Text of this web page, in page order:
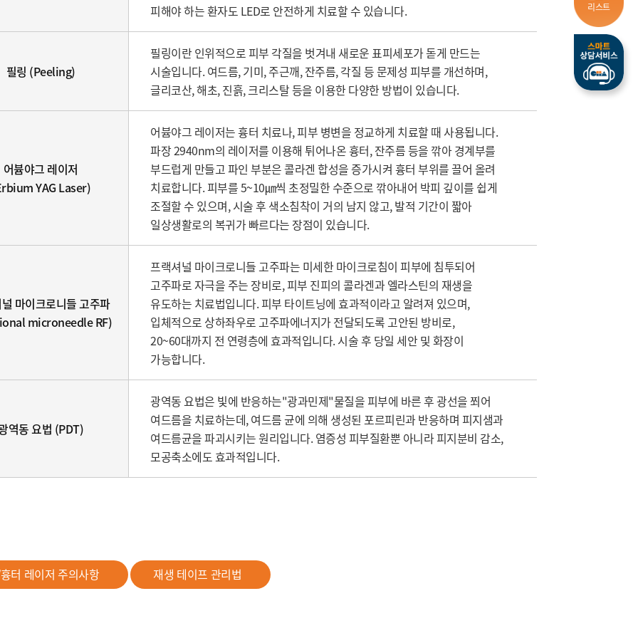
리스트
피해야 하는 환자도 LED로 안전하게 치료할 수 있습니다.
필링 (Peeling)
필링이란 인위적으로 피부 각질을 벗겨내 새로운 표피세포가 돋게 만드는
시술입니다. 여드름, 기미, 주근깨, 잔주름, 각질 등 문제성 피부를 개선하며,
글리코산, 해초, 진흙, 크리스탈 등을 이용한 다양한 방법이 있습니다.
어븀야그 레이저
YAG Laser)
어븀야그 레이저는 흉터 치료나, 피부 병변을 정교하게 치료할 때 사용됩니다.
파장 2940nm의 레이저를 이용해 튀어나온 흉터, 잔주름 등을 깎아 경계부를
부드럽게 만들고 파인 부분은 콜라겐 합성을 증가시켜 흉터 부위를 끌어 올려
치료합니다. 피부를 5~10㎛씩 초정밀한 수준으로 깎아내어 박피 깊이를 쉽게
조절할 수 있으며, 시술 후 색소침착이 거의 남지 않고, 발적 기간이 짧아
일상생활로의 복귀가 빠르다는 장점이 있습니다.
마이크로니들 고주파
microneedle RF)
프랙셔널 마이크로니들 고주파는 미세한 마이크로침이 피부에 침투되어
고주파로 자극을 주는 장비로, 피부 진피의 콜라겐과 엘라스틴의 재생을
유도하는 치료법입니다. 피부 타이트닝에 효과적이라고 알려져 있으며,
입체적으로 상하좌우로 고주파에너지가 전달되도록 고안된 방비로,
20~60대까지 전 연령층에 효과적입니다. 시술 후 당일 세안 및 화장이
가능합니다.
역동 요법 (PDT)
광역동 요법은 빛에 반응하는"광과민제"물질을 피부에 바른 후 광선을 쬐어
여드름을 치료하는데, 여드름 균에 의해 생성된 포르피린과 반응하며 피지샘과
여드름균을 파괴시키는 원리입니다. 염증성 피부질환뿐 아니라 피지분비 감소,
모공축소에도 효과적입니다.
터 레이저 주의사항 재생 테이프 관리법